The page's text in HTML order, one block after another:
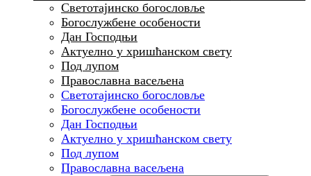
Светотајинско богословље
Богослужбене особености
Дан Господњи
Актуелно у хришћанском свету
Под лупом
Православна васељена
Светотајинско богословље
Богослужбене особености
Дан Господњи
Актуелно у хришћанском свету
Под лупом
Православна васељена